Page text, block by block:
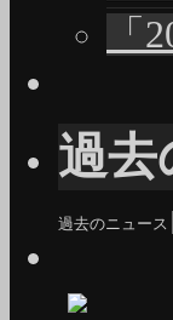
「
過去
過去のニュース